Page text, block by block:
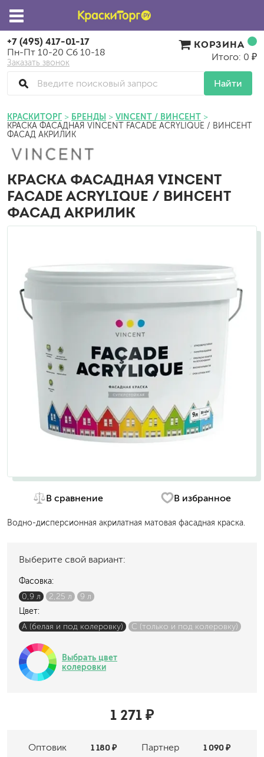
+7 (495) 417-01-17
Пн-Пт 10-20 Сб 10-18
Заказать звонок
Найти
КОРЗИНА
Итого: 0 ₽
КРАСКИТОРГ БРЕНДЫ VINCENT / ВИНСЕНТ
КРАСКА ФАСАДНАЯ VINCENT FACADE ACRYLIQUE / ВИНСЕНТ
ФАСАД АКРИЛИК
КРАСКА ФАСАДНАЯ VINCENT
FACADE ACRYLIQUE / ВИНСЕНТ
ФАСАД АКРИЛИК
В сравнение В избранное
Водно-дисперсионная акрилатная матовая фасадная краска.
Выберите свой вариант:
Фасовка:
0,9 л
2,25 л
9 л
Цвет:
A (белая и под колеровку)
C (только и под колеровку)
Выбрать цвет
колеровки
1 271 ₽
Оптовик Партнер
1 180 ₽ 1 090 ₽